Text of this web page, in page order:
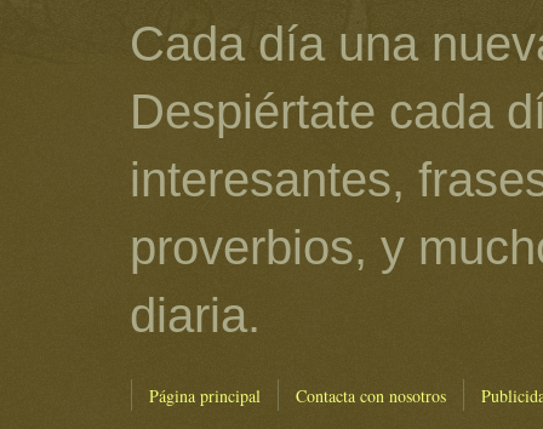
Cada día una
Despiértate cada
interesantes,
proverbios, y
diaria.
Página principal Contacta con nosotros